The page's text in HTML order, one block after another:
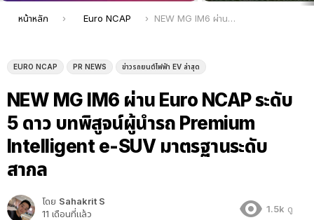
คุณอยู่ที่นี่:
หน้าหลัก Euro NCAP NEW MG IM6 ผ่าน Euro NCAP ระดับ 5 ดาว บทพิสูจน์ผู้นำรถ Premium Intelligent e-SUV มาตรฐานระดับสากล
EURO NCAP PR NEWS ข่าวรถยนต์ไฟฟ้า EV ล่าสุด
NEW MG IM6 ผ่าน Euro NCAP ระดับ
5 ดาว บทพิสูจน์ผู้นำรถ Premium
Intelligent e-SUV มาตรฐานระดับ
สากล
โดย Sahakrit S
11 เดือนที่แล้ว
1.5k ดู